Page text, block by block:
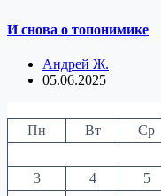
И снова о топонимике
Андрей Ж.
05.06.2025
Пн
Вт Ср
3
4 5